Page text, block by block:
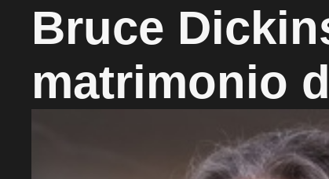
Bruce
matrimonio